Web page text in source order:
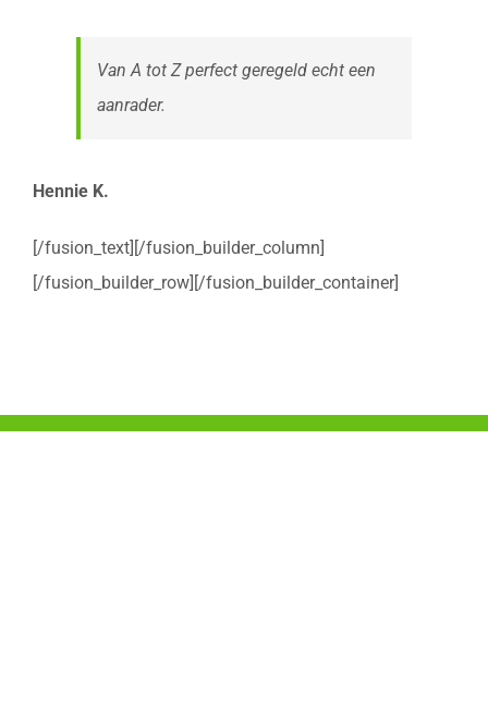
Van A tot Z perfect geregeld echt een
aanrader.
Hennie K.
[/fusion_text][/fusion_builder_column]
[/fusion_builder_row][/fusion_builder_container]